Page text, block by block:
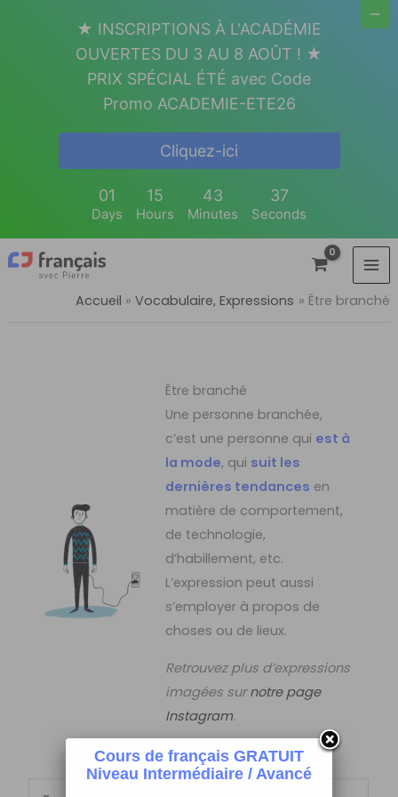
Accueil Vocabulaire, Expressions Être branché
Être branché
Une personne branchée,
c’est une personne qui est à
la mode, qui suit les
dernières tendances en
matière de comportement,
de technologie,
d’habillement, etc.
L’expression peut aussi
s’employer à propos de
choses ou de lieux.
Retrouvez plus d’expressions
imagées surnotre page
Instagram.
Cours de français GRATUIT
Niveau Intermédiaire / Avancé
★ INSCRIPTIONS À L'ACADÉMIE
OUVERTES DU 3 AU 8 AOÛT ! ★
PRIX SPÉCIAL ÉTÉ avec Code
Promo ACADEMIE-ETE26
Cliquez-ici
01
Days
15
Hours
43
Minutes
37
Seconds